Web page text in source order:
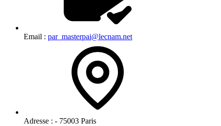
Email : par_masterpai@lecnam.net
Adresse : - 75003 Paris